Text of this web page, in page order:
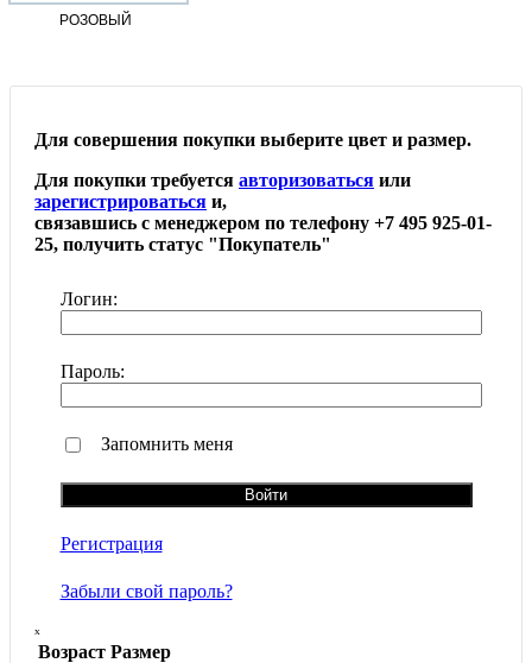
РОЗОВЫЙ
Для совершения покупки выберите цвет и размер.
Для покупки требуется авторизоваться или
зарегистрироваться и,
связавшись с менеджером по телефону +7 495 925-01-
25, получить статус "Покупатель"
Логин:
Пароль:
Запомнить меня
Регистрация
Забыли свой пароль?
ₓ
Возраст Размер